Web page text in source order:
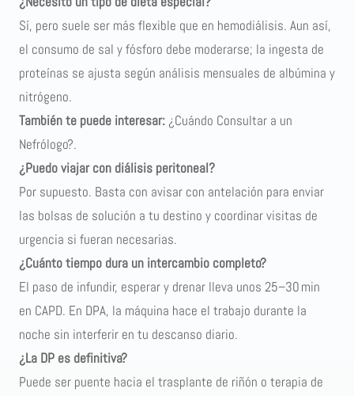
Sí, pero suele ser más flexible que en hemodiálisis. Aun así,
el consumo de sal y fósforo debe moderarse; la ingesta de
proteínas se ajusta según análisis mensuales de albúmina y
nitrógeno.
También te puede interesar: ¿Cuándo Consultar a un
Nefrólogo?.
¿Puedo viajar con diálisis peritoneal?
Por supuesto. Basta con avisar con antelación para enviar
las bolsas de solución a tu destino y coordinar visitas de
urgencia si fueran necesarias.
¿Cuánto tiempo dura un intercambio completo?
El paso de infundir, esperar y drenar lleva unos 25–30 min
en CAPD. En DPA, la máquina hace el trabajo durante la
noche sin interferir en tu descanso diario.
¿La DP es definitiva?
Puede ser puente hacia el trasplante de riñón o terapia de